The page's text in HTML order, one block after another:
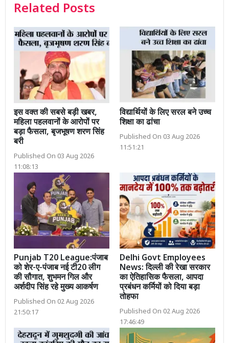
Related Posts
इस वक्त की सबसे बड़ी खबर,
महिला पहलवानों के आरोपों पर
बड़ा फैसला, बृजभूषण शरण सिंह
बरी
Published On 03 Aug 2026
11:08:13
विद्यार्थियों के लिए सरल बने उच्च
शिक्षा का ढांचा
Published On 03 Aug 2026
11:51:21
Punjab T20 League:पंजाब
को शेर-ए-पंजाब नई टी20 लीग
की सौगात, शुभमन गिल और
अर्शदीप सिंह रहे मुख्य आकर्षण
Published On 02 Aug 2026
21:50:17
Delhi Govt Employees
News: दिल्ली की रेखा सरकार
का ऐतिहासिक फैसला, आपदा
प्रबंधन कर्मियों को दिया बड़ा
तोहफा
Published On 02 Aug 2026
17:46:49